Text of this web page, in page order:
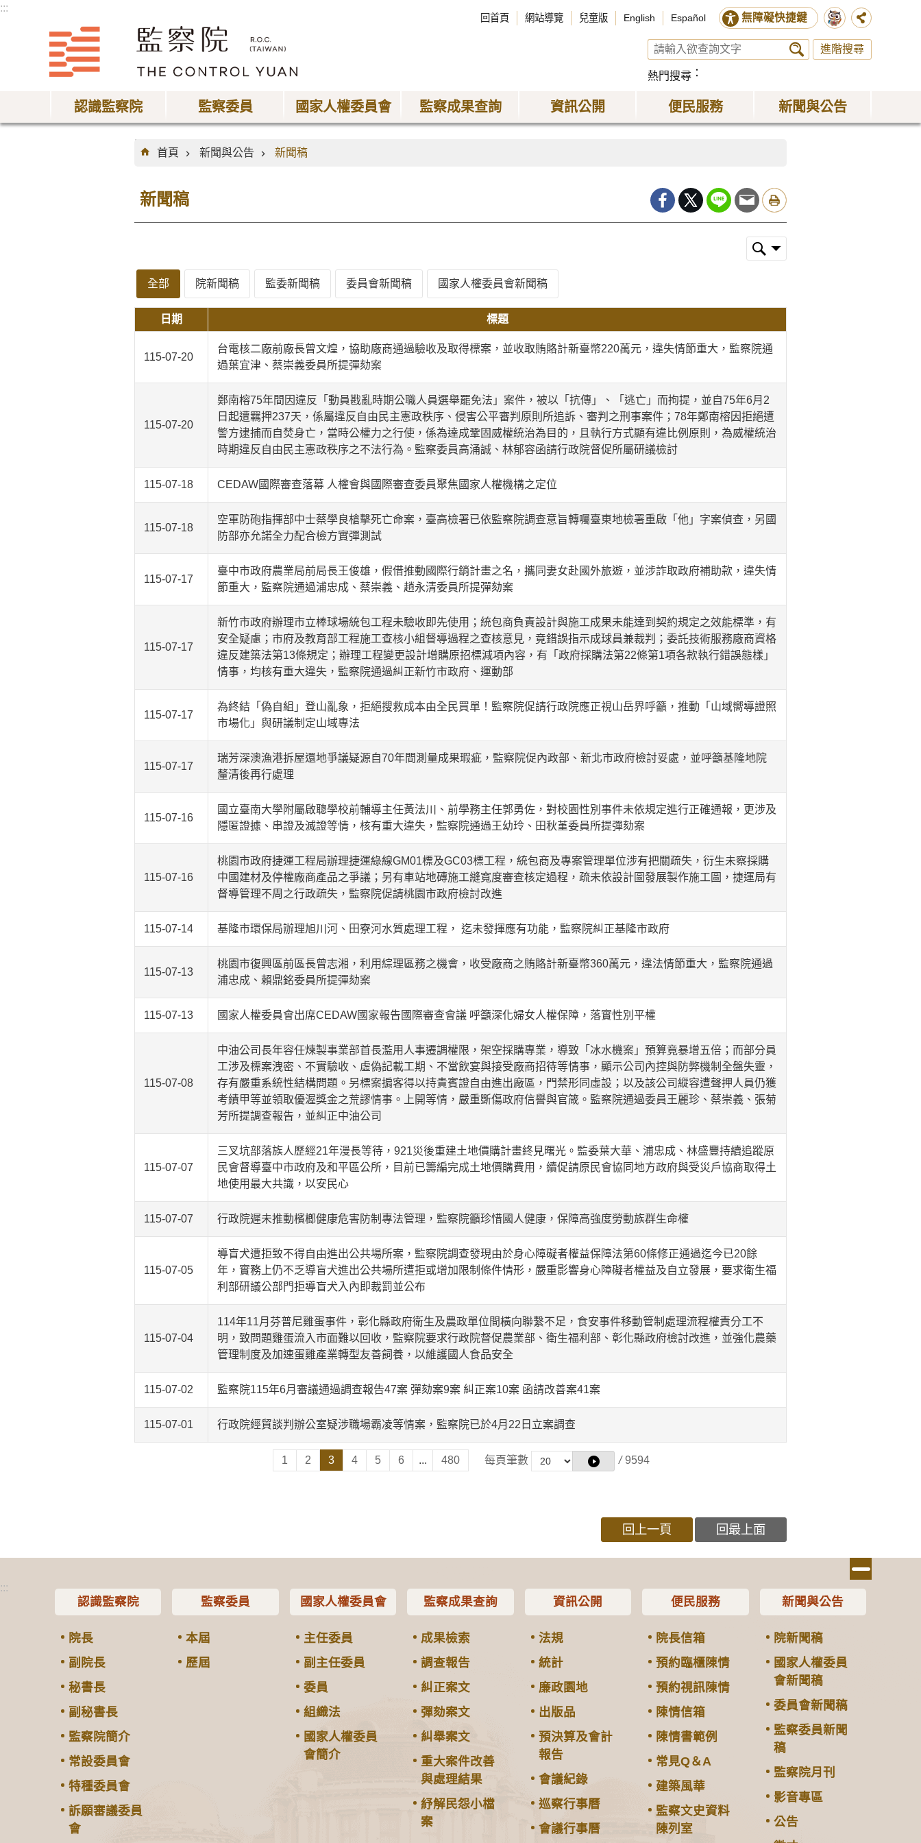
:::
回首頁 網站導覽 兒童版 English Español 無障礙快捷鍵
進階搜尋
熱門搜尋
認識監察院 監察委員 國家人權委員會 監察成果查詢 資訊公開 便民服務 新聞與公告
:::
首頁
新聞與公告 新聞稿
新聞稿
全部 院新聞稿 監委新聞稿 委員會新聞稿 國家人權委員會新聞稿
日期 標題
115-07-20
台電核二廠前廠長曾文煌，協助廠商通過驗收及取得標案，並收取賄賂計新臺幣220萬元，違失情節重大，監察院通
過葉宜津、蔡崇義委員所提彈劾案
115-07-20
鄭南榕75年間因違反「動員戡亂時期公職人員選舉罷免法」案件，被以「抗傳」、「逃亡」而拘提，並自75年6月2
日起遭羈押237天，係屬違反自由民主憲政秩序、侵害公平審判原則所追訴、審判之刑事案件；78年鄭南榕因拒絕遭
警方逮捕而自焚身亡，當時公權力之行使，係為達成鞏固威權統治為目的，且執行方式顯有違比例原則，為威權統治
時期違反自由民主憲政秩序之不法行為。監察委員高涌誠、林郁容函請行政院督促所屬研議檢討
115-07-18 CEDAW國際審查落幕 人權會與國際審查委員聚焦國家人權機構之定位
115-07-18
空軍防砲指揮部中士蔡學良槍擊死亡命案，臺高檢署已依監察院調查意旨轉囑臺東地檢署重啟「他」字案偵查，另國
防部亦允諾全力配合檢方實彈測試
115-07-17
臺中市政府農業局前局長王俊雄，假借推動國際行銷計畫之名，攜同妻女赴國外旅遊，並涉詐取政府補助款，違失情
節重大，監察院通過浦忠成、蔡崇義、趙永清委員所提彈劾案
115-07-17
新竹市政府辦理市立棒球場統包工程未驗收即先使用；統包商負責設計與施工成果未能達到契約規定之效能標準，有
安全疑慮；市府及教育部工程施工查核小組督導過程之查核意見，竟錯誤指示成球員兼裁判；委託技術服務廠商資格
違反建築法第13條規定；辦理工程變更設計增購原招標減項內容，有「政府採購法第22條第1項各款執行錯誤態樣」
情事，均核有重大違失，監察院通過糾正新竹市政府、運動部
115-07-17
為終結「偽自組」登山亂象，拒絕搜救成本由全民買單！監察院促請行政院應正視山岳界呼籲，推動「山域嚮導證照
市場化」與研議制定山域專法
115-07-17
瑞芳深澳漁港拆屋還地爭議疑源自70年間測量成果瑕疵，監察院促內政部、新北市政府檢討妥處，並呼籲基隆地院
釐清後再行處理
115-07-16
國立臺南大學附屬啟聰學校前輔導主任黃法川、前學務主任郭勇佐，對校園性別事件未依規定進行正確通報，更涉及
隱匿證據、串證及滅證等情，核有重大違失，監察院通過王幼玲、田秋堇委員所提彈劾案
115-07-16
桃園市政府捷運工程局辦理捷運綠線GM01標及GC03標工程，統包商及專案管理單位涉有把關疏失，衍生未察採購
中國建材及停權廠商產品之爭議；另有車站地磚施工縫寬度審查核定過程，疏未依設計圖發展製作施工圖，捷運局有
督導管理不周之行政疏失，監察院促請桃園市政府檢討改進
115-07-14 基隆市環保局辦理旭川河、田寮河水質處理工程， 迄未發揮應有功能，監察院糾正基隆市政府
115-07-13
桃園市復興區前區長曾志湘，利用綜理區務之機會，收受廠商之賄賂計新臺幣360萬元，違法情節重大，監察院通過
浦忠成、賴鼎銘委員所提彈劾案
115-07-13 國家人權委員會出席CEDAW國家報告國際審查會議 呼籲深化婦女人權保障，落實性別平權
115-07-08
中油公司長年容任煉製事業部首長濫用人事遷調權限，架空採購專業，導致「冰水機案」預算竟暴增五倍；而部分員
工涉及標案洩密、不實驗收、虛偽記載工期、不當飲宴與接受廠商招待等情事，顯示公司內控與防弊機制全盤失靈，
存有嚴重系統性結構問題。另標案掮客得以持貴賓證自由進出廠區，門禁形同虛設；以及該公司縱容遭聲押人員仍獲
考績甲等並領取優渥獎金之荒謬情事。上開等情，嚴重斲傷政府信譽與官箴。監察院通過委員王麗珍、蔡崇義、張菊
芳所提調查報告，並糾正中油公司
115-07-07
三叉坑部落族人歷經21年漫長等待，921災後重建土地價購計畫終見曙光。監委葉大華、浦忠成、林盛豐持續追蹤原
民會督導臺中市政府及和平區公所，目前已籌編完成土地價購費用，續促請原民會協同地方政府與受災戶協商取得土
地使用最大共識，以安民心
115-07-07 行政院遲未推動檳榔健康危害防制專法管理，監察院籲珍惜國人健康，保障高強度勞動族群生命權
115-07-05
導盲犬遭拒致不得自由進出公共場所案，監察院調查發現由於身心障礙者權益保障法第60條修正通過迄今已20餘
年，實務上仍不乏導盲犬進出公共場所遭拒或增加限制條件情形，嚴重影響身心障礙者權益及自立發展，要求衛生福
利部研議公部門拒導盲犬入內即裁罰並公布
115-07-04
114年11月芬普尼雞蛋事件，彰化縣政府衛生及農政單位間橫向聯繫不足，食安事件移動管制處理流程權責分工不
明，致問題雞蛋流入市面難以回收，監察院要求行政院督促農業部、衛生福利部、彰化縣政府檢討改進，並強化農藥
管理制度及加速蛋雞產業轉型友善飼養，以維護國人食品安全
115-07-02 監察院115年6月審議通過調查報告47案 彈劾案9案 糾正案10案 函請改善案41案
115-07-01 行政院經貿談判辦公室疑涉職場霸凌等情案，監察院已於4月22日立案調查
1 2 3 4 5 6 ... 480 每頁筆數 / 9594
回上一頁 回最上面
:::
認識監察院
院長
副院長
秘書長
副秘書長
監察院簡介
常設委員會
特種委員會
訴願審議委員
會
監察委員
本屆
歷屆
國家人權委員會
主任委員
副主任委員
委員
組織法
國家人權委員
會簡介
監察成果查詢
成果檢索
調查報告
糾正案文
彈劾案文
糾舉案文
重大案件改善
與處理結果
紓解民怨小檔
案
資訊公開
法規
統計
廉政園地
出版品
預決算及會計
報告
會議紀錄
巡察行事曆
會議行事曆
便民服務
院長信箱
預約臨櫃陳情
預約視訊陳情
陳情信箱
陳情書範例
常見Q＆A
建築風華
監察文史資料
陳列室
新聞與公告
院新聞稿
國家人權委員
會新聞稿
委員會新聞稿
監察委員新聞
稿
監察院月刊
影音專區
公告